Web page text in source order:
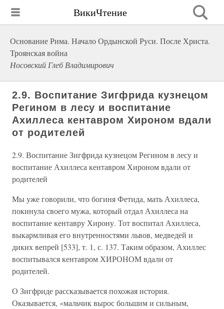
ВикиЧтение
Основание Рима. Начало Ордынской Руси. После Христа.
Троянская война
Носовский Глеб Владимирович
2.9. Воспитание Зигфрида кузнецом
Регином в лесу и воспитание
Ахиллеса кентавром Хироном вдали
от родителей
2.9. Воспитание Зигфрида кузнецом Регином в лесу и
воспитание Ахиллеса кентавром Хироном вдали от
родителей
Мы уже говорили, что богиня Фетида, мать Ахиллеса,
покинула своего мужа, который отдал Ахиллеса на
воспитание кентавру Хирону. Тот воспитал Ахиллеса,
выкармливая его внутренностями львов, медведей и
диких вепрей [533], т. 1, с. 137. Таким образом, Ахиллес
воспитывался кентавром ХИРОНОМ вдали от
родителей.
О Зигфриде рассказывается похожая история.
Оказывается, «мальчик вырос большим и сильным,